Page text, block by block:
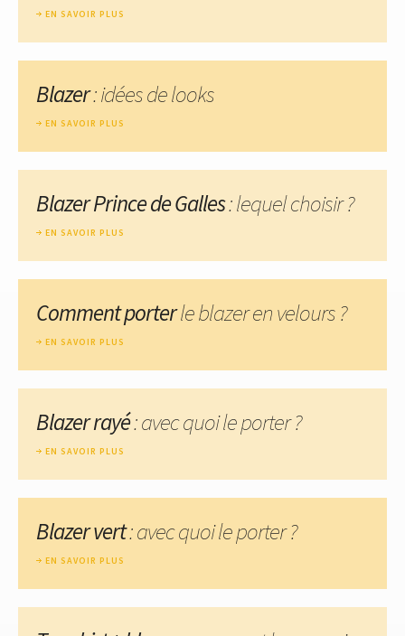
EN SAVOIR PLUS
Blazer: idées de looks
EN SAVOIR PLUS
Blazer Prince de Galles: lequel choisir ?
EN SAVOIR PLUS
Comment porterle blazer en velours ?
EN SAVOIR PLUS
Blazer rayé: avec quoi le porter ?
EN SAVOIR PLUS
Blazer vert: avec quoi le porter ?
EN SAVOIR PLUS